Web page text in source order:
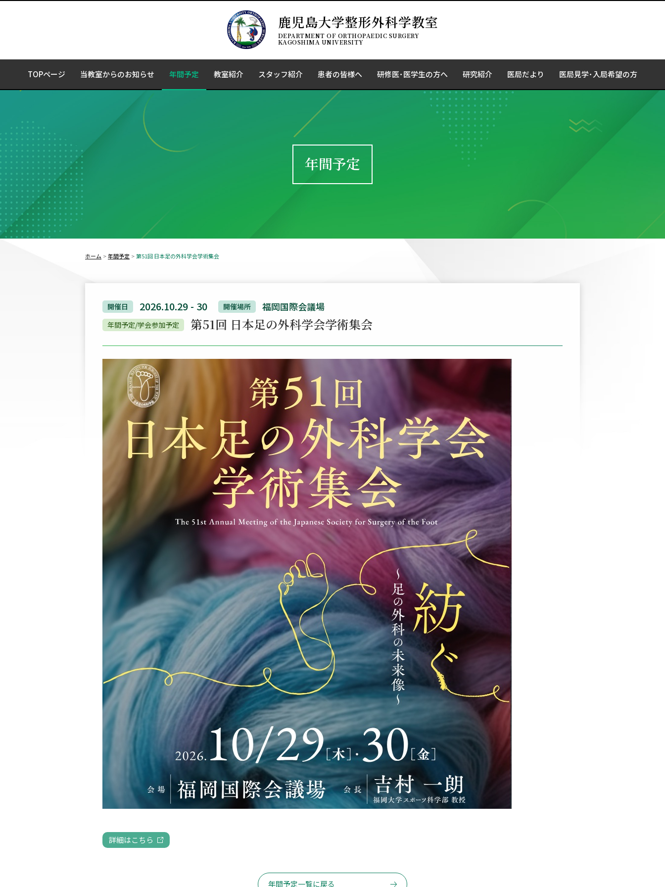
鹿児島大学整形外科学教室
DEPARTMENT OF ORTHOPAEDIC SURGERY
KAGOSHIMA UNIVERSITY
TOPページ 当教室からのお知らせ 年間予定 教室紹介 スタッフ紹介 患者の皆様へ 研修医･医学生の方へ 研究紹介 医局だより 医局見学･入局希望の方
年間予定
ホーム 年間予定 第51回 日本足の外科学会学術集会
開催日 2026.10.29 - 30 開催場所 福岡国際会議場
年間予定/学会参加予定 第51回 日本足の外科学会学術集会
詳細はこちら
年間予定一覧に戻る